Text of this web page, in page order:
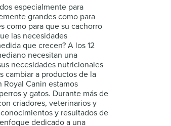
especialmente para
grandes como para
como para que su cachorro
las necesidades
que crecen? A los 12
necesitan una
necesidades nutricionales
cambiar a productos de la
Royal Canin estamos
y gatos. Durante más de
criadores, veterinarios y
y resultados de
dedicado a una